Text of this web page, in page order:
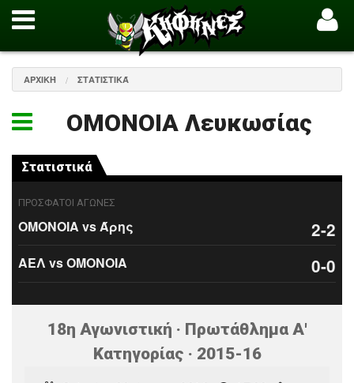
ΑΡΧΙΚΉ ΣΤΑΤΙΣΤΙΚΆ
ΟΜΟΝΟΙΑ Λευκωσίας
Στατιστικά
ΠΡΟΣΦΑΤΟΙ ΑΓΩΝΕΣ
ΟΜΟΝΟΙΑ vs Άρης 2-2
ΑΕΛ vs ΟΜΟΝΟΙΑ 0-0
18η Αγωνιστική · Πρωτάθλημα Α'
Κατηγορίας · 2015-16